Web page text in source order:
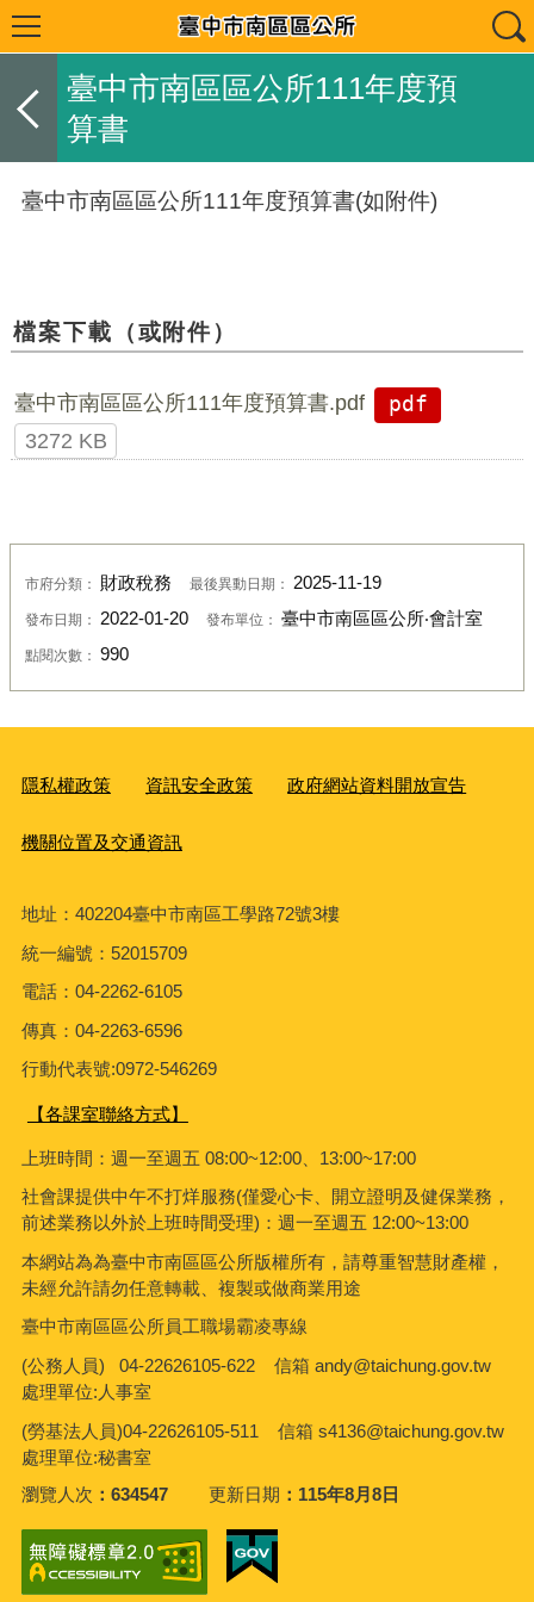
臺中市南區區公所111年度預
算書
臺中市南區區公所111年度預算書(如附件)
檔案下載（或附件）
臺中市南區區公所111年度預算書.pdf
pdf
3272 KB
市府分類： 財政稅務 最後異動日期： 2025-11-19
發布日期： 2022-01-20 發布單位： 臺中市南區區公所‧會計室
點閱次數： 990
隱私權政策 資訊安全政策 政府網站資料開放宣告
機關位置及交通資訊
地址：402204臺中市南區工學路72號3樓
統一編號：52015709
電話：04-2262-6105
傳真：04-2263-6596
行動代表號:0972-546269
【各課室聯絡方式】
上班時間：週一至週五 08:00~12:00、13:00~17:00
社會課提供中午不打烊服務(僅愛心卡、開立證明及健保業務，
前述業務以外於上班時間受理)：週一至週五 12:00~13:00
本網站為為臺中市南區區公所版權所有，請尊重智慧財產權，
未經允許請勿任意轉載、複製或做商業用途
臺中市南區區公所員工職場霸凌專線
(公務人員) 04-22626105-622 信箱 andy@taichung.gov.tw
處理單位:人事室
(勞基法人員)04-22626105-511 信箱 s4136@taichung.gov.tw
處理單位:秘書室
瀏覽人次
634547 更新日期 115年8月8日